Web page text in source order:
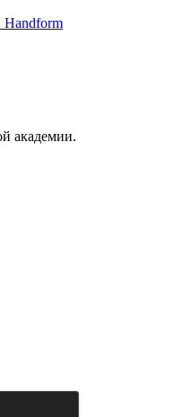
Handform
академии.